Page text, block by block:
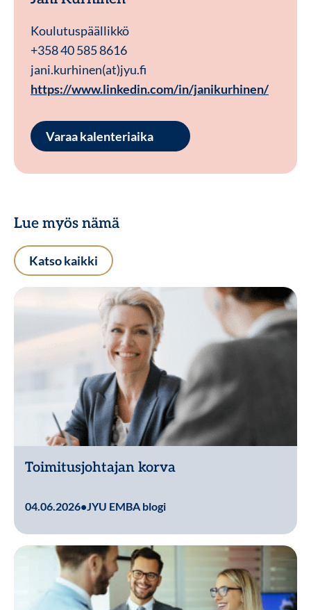
Koulutuspäällikkö
+358 40 585 8616
jani.kurhinen(at)jyu.fi
https://www.linkedin.com/in/janikurhinen/
Varaa kalenteriaika
Lue myös nämä
Katso kaikki
Toimitusjohtajan korva
04.06.2026•JYU EMBA blogi